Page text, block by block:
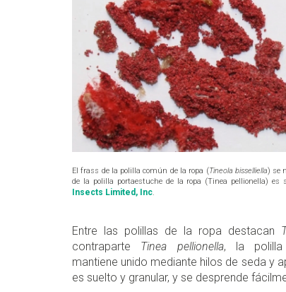
El frass de la polilla común de la ropa (Tineola bisselliella) se
de la polilla portaestuche de la ropa (Tinea pellionella) es
Insects Limited, Inc.
Entre las polillas de la ropa destacan
contraparte Tinea pellionella, la
mantiene unido mediante hilos de seda y
es suelto y granular, y se desprende